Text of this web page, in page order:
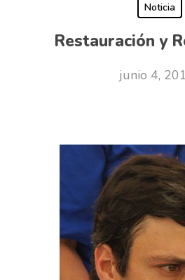
Noticia
Restauración y
junio 4,